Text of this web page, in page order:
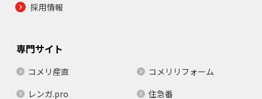
採用情報
専門サイト
コメリ産直
コメリリフォーム
レンガ.pro
住急番